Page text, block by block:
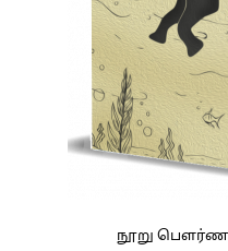
நூறு